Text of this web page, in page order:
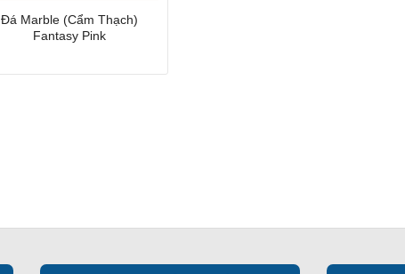
Đá Marble (Cẩm Thạch)
Fantasy Pink